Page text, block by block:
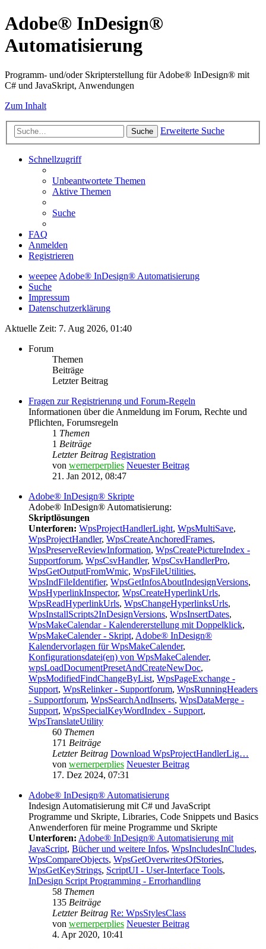
Adobe® InDesign®
Automatisierung
Programm- und/oder Skripterstellung für Adobe® InDesign® mit
C# und JavaSkript, Anwendungen
Zum Inhalt
Suche Erweiterte Suche
Schnellzugriff
Unbeantwortete Themen
Aktive Themen
Suche
FAQ
Anmelden
Registrieren
weepeeAdobe® InDesign® Automatisierung
Suche
Impressum
Datenschutzerklärung
Aktuelle Zeit: 7. Aug 2026, 01:40
Forum
Themen
Beiträge
Letzter Beitrag
Fragen zur Registrierung und Forum-Regeln
Informationen über die Anmeldung im Forum, Rechte und
Pflichten, Forumsregeln
1 Themen
1 Beiträge
Letzter Beitrag Registration
von wernerperplies Neuester Beitrag
21. Jan 2012, 08:47
Adobe® InDesign® Skripte
Adobe® InDesign® Automatisierung:
Skriptlösungen
Unterforen: WpsProjectHandlerLight, WpsMultiSave,
WpsProjectHandler, WpsCreateAnchoredFrames,
WpsPreserveReviewInformation, WpsCreatePictureIndex -
Supportforum, WpsCsvHandler, WpsCsvHandlerPro,
WpsGetOutputFromWmic, WpsFileUtilities,
WpsIndFileIdentifier, WpsGetInfosAboutIndesignVersions,
WpsHyperlinkInspector, WpsCreateHyperlinkUrls,
WpsReadHyperlinkUrls, WpsChangeHyperlinksUrls,
WpsInstallScripts2InDesignVersions, WpsInsertDates,
WpsMakeCalendar - Kalendererstellung mit Doppelklick,
WpsMakeCalender - Skript, Adobe® InDesign®
Kalendervorlagen für WpsMakeCalender,
Konfigurationsdatei(en) von WpsMakeCalender,
wpsLoadDocumentPresetAndCreateNewDoc,
WpsModifiedFindChangeByList, WpsPageExchange -
Support, WpsRelinker - Supportforum, WpsRunningHeaders
- Supportforum, WpsSearchAndInserts, WpsDataMerge -
Support, WpsSpecialKeyWordIndex - Support,
WpsTranslateUtility
60 Themen
171 Beiträge
Letzter Beitrag Download WpsProjectHandlerLig…
von wernerperplies Neuester Beitrag
17. Dez 2024, 07:31
Adobe® InDesign® Automatisierung
Indesign Automatisierung mit C# und JavaScript
Programme und Skripte, Libraries, Code Snippets und Basics
Anwenderforen für meine Programme und Skripte
Unterforen: Adobe® InDesign® Automatisierung mit
JavaScript, Bücher und weitere Infos, WpsIncludesInCludes,
WpsCompareObjects, WpsGetOverwritesOfStories,
WpsGetKeyStrings, ScriptUI - User-Interface Tools,
InDesign Script Programming - Errorhandling
58 Themen
135 Beiträge
Letzter Beitrag Re: WpsStylesClass
von wernerperplies Neuester Beitrag
4. Apr 2020, 10:41